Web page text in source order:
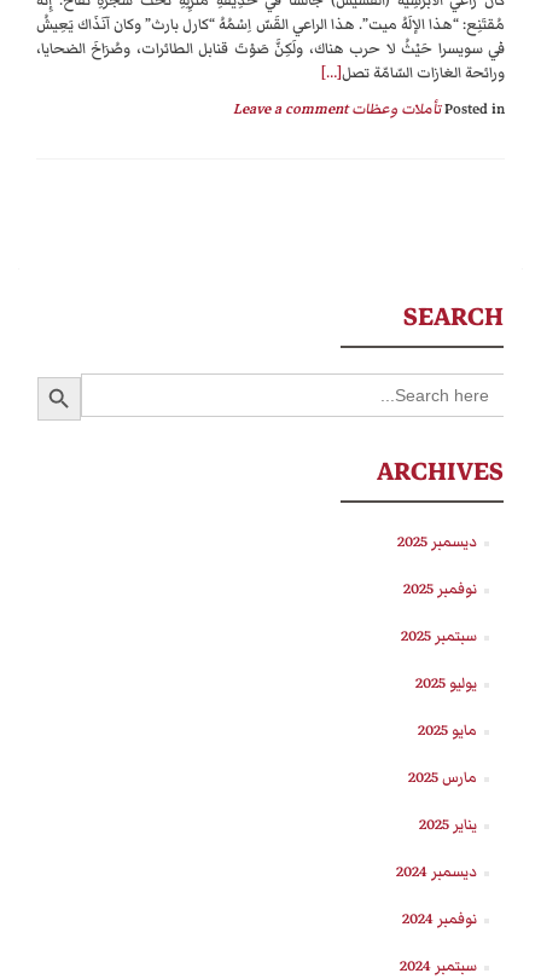
مُقتَنِع: “هذا الإلَهُ ميت”. هذا الراعي القَسّ اِسْمُهُ “كارل بارث” وكان آنَذَاك يَعِيشُ
في سويسرا حَيْثُ لا حرب هناك، ولَكِنَّ صَوْتَ قنابل الطائرات، وصُرَاخَ الضحايا،
ورائحة الغازات السّامّة تصل[…]
Posted inتأملات وعظات Leave a comment
SEARCH
Search
for:
SEARCH BUTTON
ARCHIVES
ديسمبر 2025
نوفمبر 2025
سبتمبر 2025
يوليو 2025
مايو 2025
مارس 2025
يناير 2025
ديسمبر 2024
نوفمبر 2024
سبتمبر 2024